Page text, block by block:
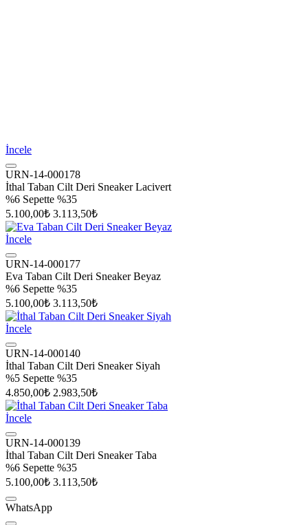
İncele
URN-14-000178
İthal Taban Cilt Deri Sneaker Lacivert
%6 Sepette %35
5.100,00₺ 3.113,50₺
İncele
URN-14-000177
Eva Taban Cilt Deri Sneaker Beyaz
%6 Sepette %35
5.100,00₺ 3.113,50₺
İncele
URN-14-000140
İthal Taban Cilt Deri Sneaker Siyah
%5 Sepette %35
4.850,00₺ 2.983,50₺
İncele
URN-14-000139
İthal Taban Cilt Deri Sneaker Taba
%6 Sepette %35
5.100,00₺ 3.113,50₺
WhatsApp